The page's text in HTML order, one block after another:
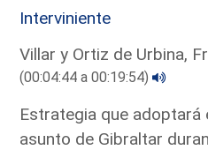
Interviniente
Villar y Ortiz de Urbina,
(00:04:44 a 00:19:54)
Estrategia que adoptará
asunto de Gibraltar